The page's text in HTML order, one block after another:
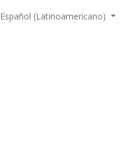
Español (Latinoamericano)